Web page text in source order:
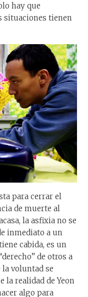
hay que
situaciones tienen
para cerrar el
de muerte al
la asfixia no se
inmediato a un
cabida, es un
de otros a
voluntad se
la realidad de Yeon
algo para